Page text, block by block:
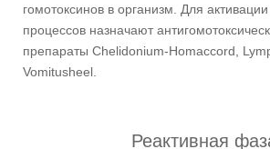
гомотоксинов в организм. Для
процессов назначают
препараты Chelidonium-Homaccord,
Vomitusheel.
Реактивная